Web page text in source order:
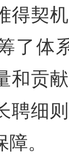
得契
了体
和贡
聘细
。